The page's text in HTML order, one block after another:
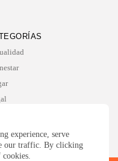
experience, serve
our traffic. By clicking
derechos reservados